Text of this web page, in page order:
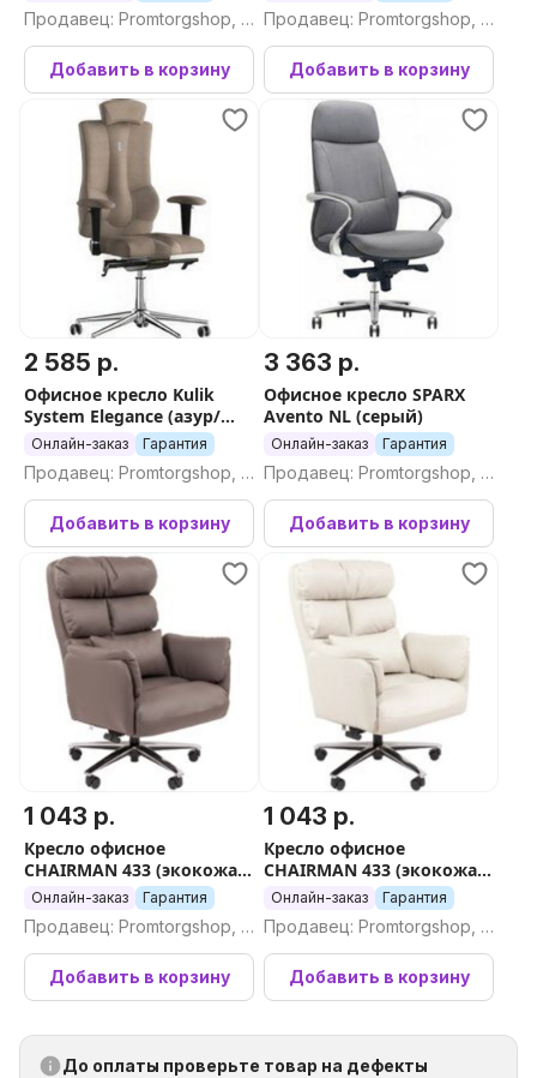
Продавец: Promtorgshop, П
ромторгшоп
Добавить в корзину
Продавец: Promtorgshop, П
ромторгшоп
Добавить в корзину
2 585 р.
Офисное кресло Kulik
System Elegance (азур/
хром, карамель с
подголовником)
Онлайн-заказ Гарантия
Продавец: Promtorgshop, П
ромторгшоп
Добавить в корзину
3 363 р.
Офисное кресло SPARX
Avento NL (серый)
Онлайн-заказ Гарантия
Продавец: Promtorgshop, П
ромторгшоп
Добавить в корзину
1 043 р.
Кресло офисное
CHAIRMAN 433 (экокожа
коричневая)
Онлайн-заказ Гарантия
Продавец: Promtorgshop, П
ромторгшоп
Добавить в корзину
1 043 р.
Кресло офисное
CHAIRMAN 433 (экокожа
бежевая)
Онлайн-заказ Гарантия
Продавец: Promtorgshop, П
ромторгшоп
Добавить в корзину
До оплаты проверьте товар на дефекты